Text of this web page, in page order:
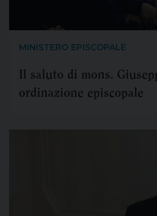
MINISTERO EPISCOPALE
Il saluto di mons.
ordinazione episcopale